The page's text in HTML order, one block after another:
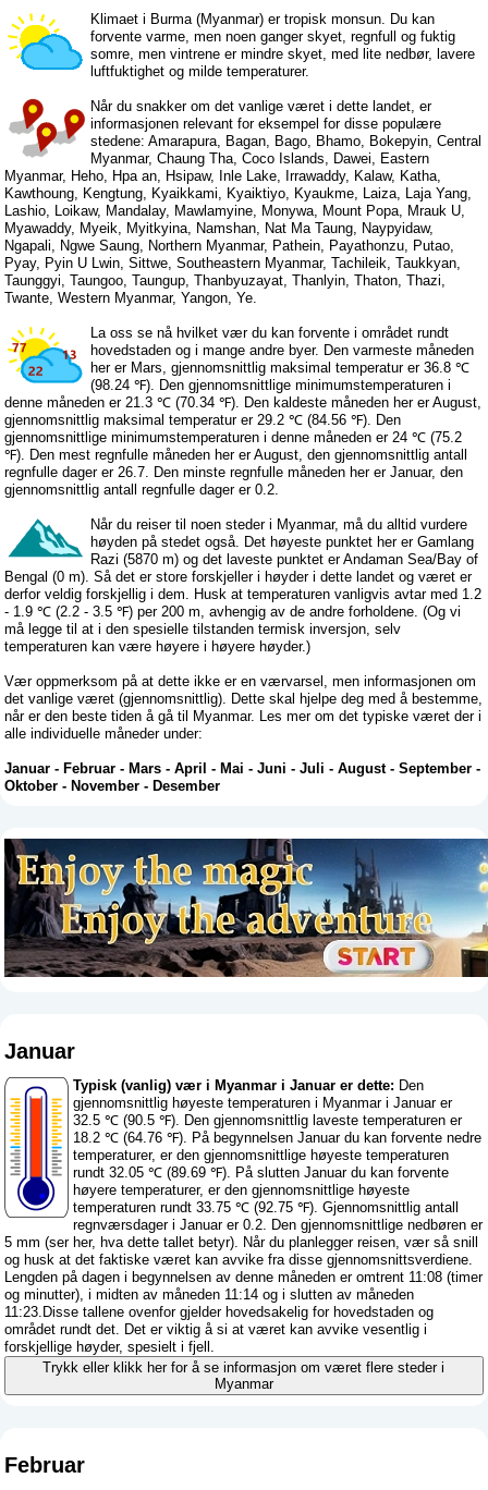
Klimaet i Burma (Myanmar) er tropisk monsun. Du kan
forvente varme, men noen ganger skyet, regnfull og fuktig
somre, men vintrene er mindre skyet, med lite nedbør, lavere
luftfuktighet og milde temperaturer.
Når du snakker om det vanlige været i dette landet, er
informasjonen relevant for eksempel for disse populære
stedene: Amarapura, Bagan, Bago, Bhamo, Bokepyin, Central
Myanmar, Chaung Tha, Coco Islands, Dawei, Eastern
Myanmar, Heho, Hpa an, Hsipaw, Inle Lake, Irrawaddy, Kalaw, Katha,
Kawthoung, Kengtung, Kyaikkami, Kyaiktiyo, Kyaukme, Laiza, Laja Yang,
Lashio, Loikaw, Mandalay, Mawlamyine, Monywa, Mount Popa, Mrauk U,
Myawaddy, Myeik, Myitkyina, Namshan, Nat Ma Taung, Naypyidaw,
Ngapali, Ngwe Saung, Northern Myanmar, Pathein, Payathonzu, Putao,
Pyay, Pyin U Lwin, Sittwe, Southeastern Myanmar, Tachileik, Taukkyan,
Taunggyi, Taungoo, Taungup, Thanbyuzayat, Thanlyin, Thaton, Thazi,
Twante, Western Myanmar, Yangon, Ye.
La oss se nå hvilket vær du kan forvente i området rundt
hovedstaden og i mange andre byer. Den varmeste måneden
her er Mars, gjennomsnittlig maksimal temperatur er 36.8 ℃
(98.24 ℉). Den gjennomsnittlige minimumstemperaturen i
denne måneden er 21.3 ℃ (70.34 ℉). Den kaldeste måneden her er August,
gjennomsnittlig maksimal temperatur er 29.2 ℃ (84.56 ℉). Den
gjennomsnittlige minimumstemperaturen i denne måneden er 24 ℃ (75.2
℉). Den mest regnfulle måneden her er August, den gjennomsnittlig antall
regnfulle dager er 26.7. Den minste regnfulle måneden her er Januar, den
gjennomsnittlig antall regnfulle dager er 0.2.
Når du reiser til noen steder i Myanmar, må du alltid vurdere
høyden på stedet også. Det høyeste punktet her er Gamlang
Razi (5870 m) og det laveste punktet er Andaman Sea/Bay of
Bengal (0 m). Så det er store forskjeller i høyder i dette landet og været er
derfor veldig forskjellig i dem. Husk at temperaturen vanligvis avtar med 1.2
- 1.9 ℃ (2.2 - 3.5 ℉) per 200 m, avhengig av de andre forholdene. (Og vi
må legge til at i den spesielle tilstanden termisk inversjon, selv
temperaturen kan være høyere i høyere høyder.)
Vær oppmerksom på at dette ikke er en værvarsel, men informasjonen om
det vanlige været (gjennomsnittlig). Dette skal hjelpe deg med å bestemme,
når er den beste tiden å gå til Myanmar. Les mer om det typiske været der i
alle individuelle måneder under:
Januar -Februar -Mars -April -Mai -Juni -Juli -August-September -
Oktober -November -Desember
Januar
Typisk (vanlig) vær i Myanmar i Januar er dette: Den
gjennomsnittlig høyeste temperaturen i Myanmar i Januar er
32.5 ℃ (90.5 ℉). Den gjennomsnittlig laveste temperaturen er
18.2 ℃ (64.76 ℉). På begynnelsen Januar du kan forvente nedre
temperaturer, er den gjennomsnittlige høyeste temperaturen
rundt 32.05 ℃ (89.69 ℉). På slutten Januar du kan forvente
høyere temperaturer, er den gjennomsnittlige høyeste
temperaturen rundt 33.75 ℃ (92.75 ℉). Gjennomsnittlig antall
regnværsdager i Januar er 0.2. Den gjennomsnittlige nedbøren er
5 mm (ser her, hva dette tallet betyr). Når du planlegger reisen, vær så snill
og husk at det faktiske været kan avvike fra disse gjennomsnittsverdiene.
Lengden på dagen i begynnelsen av denne måneden er omtrent 11:08 (timer
og minutter), i midten av måneden 11:14 og i slutten av måneden
11:23.Disse tallene ovenfor gjelder hovedsakelig for hovedstaden og
området rundt det. Det er viktig å si at været kan avvike vesentlig i
forskjellige høyder, spesielt i fjell.
Trykk eller klikk her for å se informasjon om været flere steder i
Myanmar
Februar